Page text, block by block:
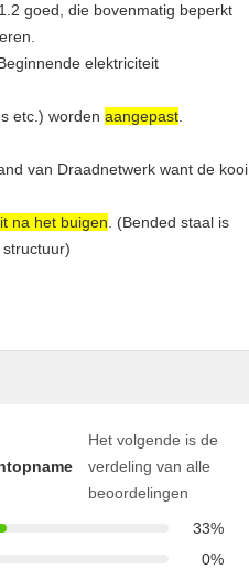
goed, die bovenmatig beperkt
elektriciteit
etc.) worden aangepast
van Draadnetwerk want de kooi
na het buigen . (Bended staal is
Het volgende is de
verdeling van alle
beoordelingen
33%
0%